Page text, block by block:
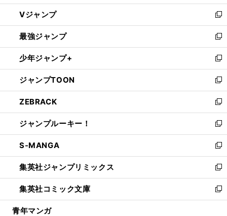
ウ
ィ
ン
ド
ウ
で
開
く
し
い
ウ
ィ
ン
ド
ウ
で
開
く
Vジャンプ
新
し
い
ウ
ィ
ン
ド
ウ
で
開
く
最強ジャンプ
新
し
い
ウ
ィ
ン
ド
ウ
で
開
く
少年ジャンプ+
新
し
い
ウ
ィ
ン
ド
ウ
で
開
く
ジャンプTOON
新
し
い
ウ
ィ
ン
ド
ウ
で
開
く
ZEBRACK
新
し
い
ウ
ィ
ン
ド
ウ
で
開
ジャンプルーキー！
新
し
い
ウ
ィ
ン
ド
ウ
S-MANGA
新
し
い
ウ
ィ
ン
集英社ジャンプリミックス
新
し
い
ウ
集英社コミック文庫
新
し
青年マンガ